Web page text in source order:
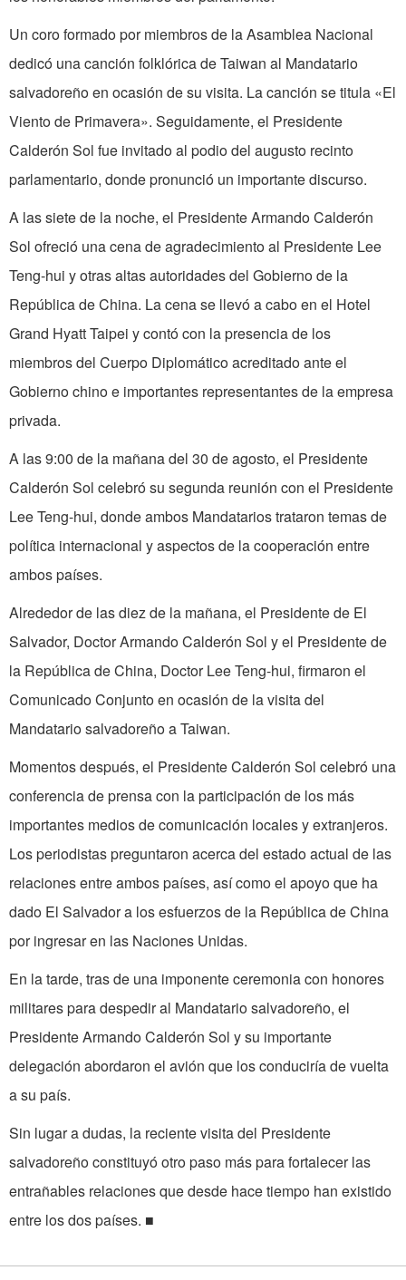
Un coro formado por miembros de la Asamblea Nacional
dedicó una canción folklórica de Taiwan al Mandatario
salvadoreño en ocasión de su visita. La canción se titula «El
Viento de Primavera». Seguidamente, el Presidente
Calderón Sol fue invitado al podio del augusto recinto
parlamentario, donde pronunció un importante discurso.
A las siete de la noche, el Presidente Armando Calderón
Sol ofreció una cena de agradecimiento al Presidente Lee
Teng­-hui y otras altas autoridades del Gobierno de la
República de China. La cena se llevó a cabo en el Hotel
Grand Hyatt Taipei y contó con la presencia de los
miembros del Cuerpo Diplomático acreditado ante el
Gobierno chino e importantes represen­tantes de la empresa
privada.
A las 9:00 de la mañana del 30 de agosto, el Presidente
Calderón Sol celebró su segunda reunión con el Presidente
Lee Teng-hui, donde ambos Mandatarios trataron temas de
política internacional y aspectos de la cooperación entre
ambos países.
Alrededor de las diez de la mañana, el Presidente de El
Salvador, Doctor Armando Calderón Sol y el Presidente de
la República de China, Doctor Lee Teng­-hui, firmaron el
Comunicado Conjunto en ocasión de la visita del
Mandatario salvadoreño a Taiwan.
Momentos después, el Presidente Calderón Sol celebró una
conferencia de prensa con la participación de los más
importantes medios de comunicación locales y extranjeros.
Los periodistas pre­guntaron acerca del estado actual de las
relaciones entre ambos países, así como el apoyo que ha
dado El Salvador a los esfuerzos de la República de China
por ingresar en las Naciones Unidas.
En la tarde, tras de una imponente ceremonia con honores
militares para despedir al Mandatario salvadoreño, el
Presidente Armando Calderón Sol y su importante
delegación abordaron el avión que los conduciría de vuelta
a su país.
Sin lugar a dudas, la reciente visita del Presidente
salvadoreño constituyó otro paso más para fortalecer las
entrañables relaciones que desde hace tiempo han existido
entre los dos países. ■